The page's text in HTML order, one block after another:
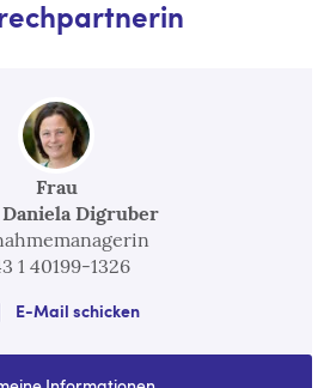
Frau
Digruber
1 40199-1326
E-Mail schicken